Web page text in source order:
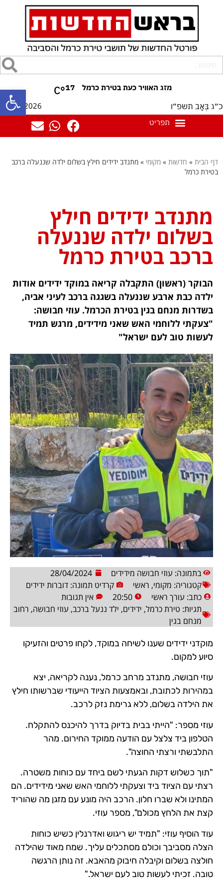
פתח 17
°C
כ״ג בְּאָב תשפ״ו 06/08/2026
דף הבית » חדשות » מקומי » מתנדב ידידים חילץ בשלום ילדה שננעלה ברכב
בטירת כרמל
מתנדב ידידים חילץ
בשלום ילדה שננעלה
ברכב בטירת כרמל
הבוקר (ראשון) התקבלה קריאה במוקד ידידים אודות
ילדה כבת ארבע שננעלה בשגגה ברכב לעיני אביה,
בשדרות מנחם בגין בטירת הכרמל. עוזי חבושה:
"צעקתי ללוחמי האש שאני מידידים, מרגש תמיד
לעשות טוב לעם ישראל"
בתמונה: עוזי חבושה מידידים
28/04/2024
קטגוריה: מקומי, ראשי
קרדיט תמונה: דוברות ידידים
כתב: עורך ראשי 20:50
אין תגובות
תגיות: טירת כרמל, ידידים, ילד ננעל ברכב, עוזי חבושה, רחוב
מנחם בגין
מוקדני ידידים שענו לשיחה במוקד, לקחו פרטים והזעיקו
סיוע למקום.
עוזי חבושה, מתנדב מרחב כרמל, נענה לקריאה, יצא
במהירות לכתובת, ובאמצעות הציוד הייעודי שברשותו חילץ
את הילדה בשלום, ללא גרימת נזק לרכב.
עוזי מספר: "הייתי בבית בדיוק בדרך להיכנס להתקלח.
הטלפון ביד צלצל עם הודעה ממוקד החירום. מהר
התלבשתי ורצתי החוצה".
"תוך כשלוש דקות הגעתי לשם ביחד עם כוחות משטרה.
רצתי עם הציוד ביד וצעקתי ללוחמי האש שאני מידידים. הם
המתינו ולא שברו חלון. הרכב היה מונע עם מזגן מה שהוריד
קצת את הלחץ מכולם", מספר עוזי.
עוד הוסיף עוזי: "תמיד יש ריגוש ואדרנלין כשיש כוחות
הצלה מסביבך וכולם מסתכלים עליך. שמח מאוד שהילדה
חולצה בשלום וקיבלה חיבוק מהאבא. זה נותן הרגשה
טובה. זכיתי לעשות טוב לעם ישראל."